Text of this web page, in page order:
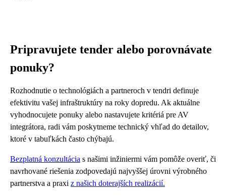
Pripravujete tender alebo porovnávate
ponuky?
Rozhodnutie o technológiách a partneroch v tendri definuje
efektivitu vašej infraštruktúry na roky dopredu. Ak aktuálne
vyhodnocujete ponuky alebo nastavujete kritériá pre AV
integrátora, radi vám poskytneme technický vhľad do detailov,
ktoré v tabuľkách často chýbajú.
Bezplatná konzultácia s našimi inžiniermi vám pomôže overiť, či
navrhované riešenia zodpovedajú najvyššej úrovni výrobného
partnerstva a praxi z našich doterajších realizácií.